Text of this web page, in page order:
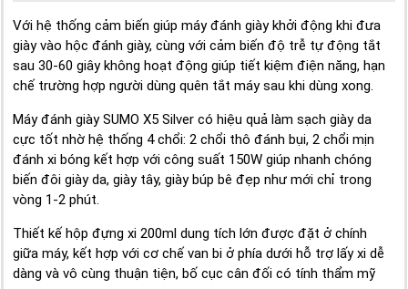
Với hệ thống cảm biến giúp máy đánh giày khởi động khi đưa
giày vào hộc đánh giày, cùng với cảm biến độ trễ tự động tắt
sau 30-60 giây không hoạt động giúp tiết kiệm điện năng, hạn
chế trường hợp người dùng quên tắt máy sau khi dùng xong.
Máy đánh giày SUMO X5 Silver có hiệu quả làm sạch giày da
cực tốt nhờ hệ thống 4 chổi: 2 chổi thô đánh bụi, 2 chổi mịn
đánh xi bóng kết hợp với công suất 150W giúp nhanh chóng
biến đôi giày da, giày tây, giày búp bê đẹp như mới chỉ trong
vòng 1-2 phút.
Thiết kế hộp đựng xi 200ml dung tích lớn được đặt ở chính
giữa máy, kết hợp với cơ chế van bi ở phía dưới hỗ trợ lấy xi dễ
dàng và vô cùng thuận tiện, bố cục cân đối có tính thẩm mỹ